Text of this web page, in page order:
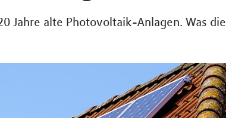
Jahre alte Photovoltaik-Anlagen. Was die